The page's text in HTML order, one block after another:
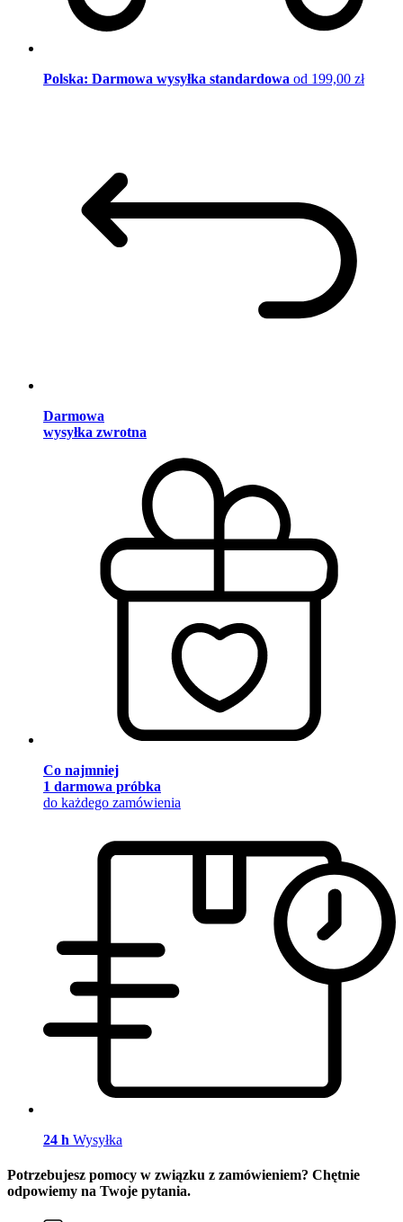
Polska: Darmowa wysyłka standardowa od 199,00 zł
Darmowa
wysyłka zwrotna
Co najmniej
1 darmowa próbka
do każdego zamówienia
24 h Wysyłka
Potrzebujesz pomocy w związku z zamówieniem? Chętnie
odpowiemy na Twoje pytania.